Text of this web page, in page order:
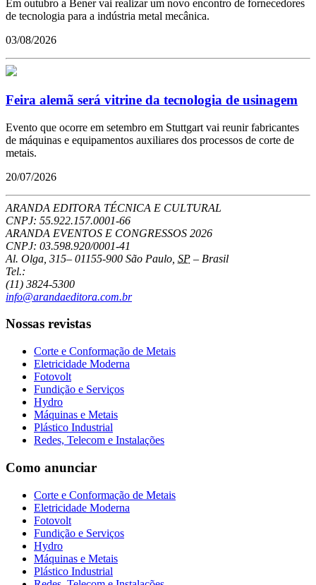
Em outubro a Bener vai realizar um novo encontro de fornecedores
de tecnologia para a indústria metal mecânica.
03/08/2026
Feira alemã será vitrine da tecnologia de usinagem
Evento que ocorre em setembro em Stuttgart vai reunir fabricantes
de máquinas e equipamentos auxiliares dos processos de corte de
metais.
20/07/2026
ARANDA EDITORA TÉCNICA E CULTURAL
CNPJ: 55.922.157.0001-66
ARANDA EVENTOS E CONGRESSOS 2026
CNPJ: 03.598.920/0001-41
Al. Olga, 315– 01155-900 São Paulo SP – Brasil
Tel.:
(11) 3824-5300
info@arandaeditora.com.br
Nossas revistas
Corte e Conformação de Metais
Eletricidade Moderna
Fotovolt
Fundição e Serviços
Hydro
Máquinas e Metais
Plástico Industrial
Redes, Telecom e Instalações
Como anunciar
Corte e Conformação de Metais
Eletricidade Moderna
Fotovolt
Fundição e Serviços
Hydro
Máquinas e Metais
Plástico Industrial